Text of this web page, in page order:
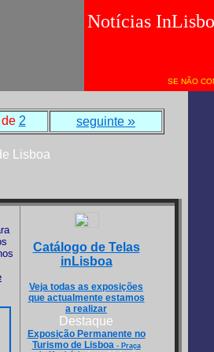
Notícias
SE NÃO
de 2 seguinte »
Lisboa
Catálogo de Telas
inLisboa
Veja todas as exposições
que actualmente estamos
a realizar
Destaque
Exposição Permanente no
Turismo de Lisboa- Praça